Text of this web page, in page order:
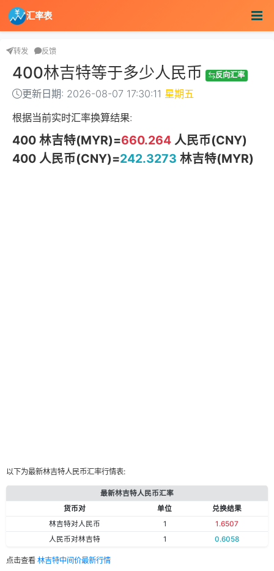
汇率表
转发 反馈
400林吉特等于多少人民币 反向汇率
更新日期: 2026-08-07 17:30:11 星期五
根据当前实时汇率换算结果:
400 林吉特(MYR)=660.264人民币(CNY)
400 人民币(CNY)=242.3273 林吉特(MYR)
以下为最新林吉特人民币汇率行情表:
最新林吉特人民币汇率
货币对
单位
兑换结果
林吉特对人民币
1
1.6507
人民币对林吉特
1 0.6058
点击查看 林吉特中间价最新行情